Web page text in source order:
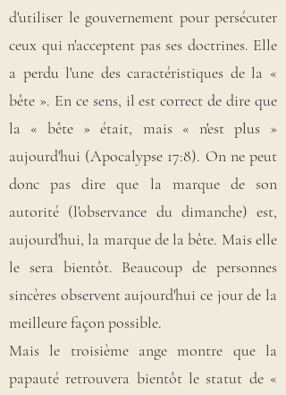
d'utiliser le gouvernement pour persécuter
ceux qui n'acceptent pas ses doctrines. Elle
a perdu l'une des caractéristiques de la «
bête ». En ce sens, il est correct de dire que
la « bête » était, mais « n'est plus »
aujourd'hui (Apocalypse 17:8). On ne peut
donc pas dire que la marque de son
autorité (l'observance du dimanche) est,
aujourd'hui, la marque de la bête. Mais elle
le sera bientôt. Beaucoup de personnes
sincères observent aujourd'hui ce jour de la
meilleure façon possible.
Mais le troisième ange montre que la
papauté retrouvera bientôt le statut de «